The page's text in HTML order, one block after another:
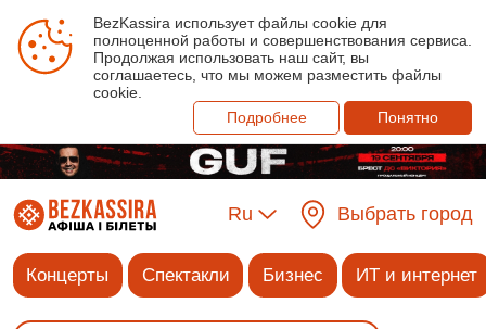
BezKassira использует файлы cookie для
полноценной работы и совершенствования сервиса.
Продолжая использовать наш сайт, вы
соглашаетесь, что мы можем разместить файлы
cookie.
Подробнее
Понятно
Ru Выбрать город
Концерты Спектакли Бизнес ИТ и интернет